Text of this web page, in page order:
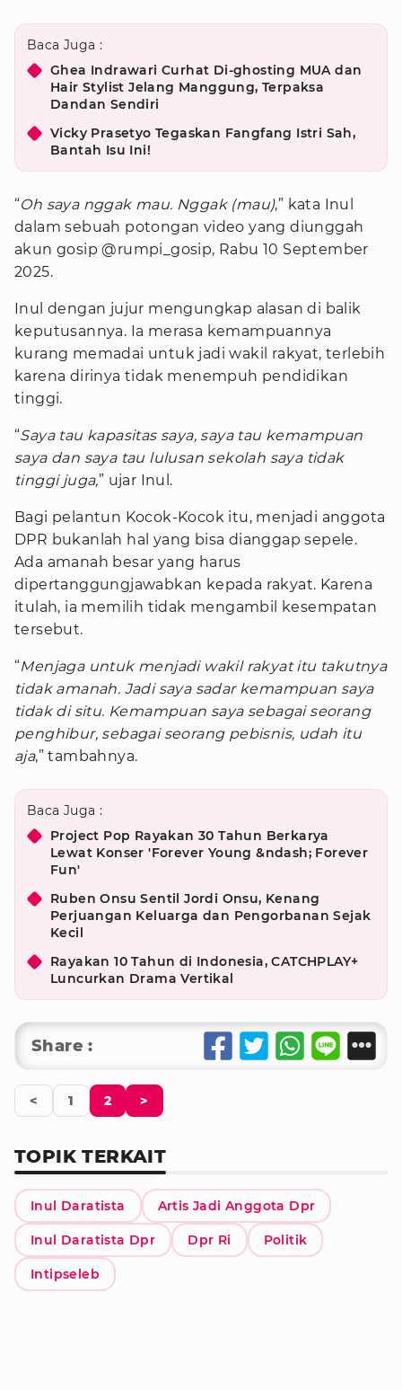
Baca Juga :
Ghea Indrawari Curhat Di-ghosting MUA dan
Hair Stylist Jelang Manggung, Terpaksa
Dandan Sendiri
Vicky Prasetyo Tegaskan Fangfang Istri Sah,
Bantah Isu Ini!
“Oh saya nggak mau. Nggak (mau),” kata Inul
dalam sebuah potongan video yang diunggah
akun gosip @rumpi_gosip, Rabu 10 September
2025.
Inul dengan jujur mengungkap alasan di balik
keputusannya. Ia merasa kemampuannya
kurang memadai untuk jadi wakil rakyat, terlebih
karena dirinya tidak menempuh pendidikan
tinggi.
“Saya tau kapasitas saya, saya tau kemampuan
saya dan saya tau lulusan sekolah saya tidak
tinggi juga,” ujar Inul.
Bagi pelantun Kocok-Kocok itu, menjadi anggota
DPR bukanlah hal yang bisa dianggap sepele.
Ada amanah besar yang harus
dipertanggungjawabkan kepada rakyat. Karena
itulah, ia memilih tidak mengambil kesempatan
tersebut.
“Menjaga untuk menjadi wakil rakyat itu takutnya
tidak amanah. Jadi saya sadar kemampuan saya
tidak di situ. Kemampuan saya sebagai seorang
penghibur, sebagai seorang pebisnis, udah itu
aja,” tambahnya.
Baca Juga :
Project Pop Rayakan 30 Tahun Berkarya
Lewat Konser 'Forever Young &ndash; Forever
Fun'
Ruben Onsu Sentil Jordi Onsu, Kenang
Perjuangan Keluarga dan Pengorbanan Sejak
Kecil
Rayakan 10 Tahun di Indonesia, CATCHPLAY+
Luncurkan Drama Vertikal
Share :
< 1 2 >
TOPIK TERKAIT
Inul Daratista Artis Jadi Anggota Dpr
Inul Daratista Dpr Dpr Ri Politik
Intipseleb